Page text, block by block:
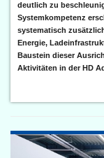
deutlich zu
Systemkompetenz
systematisch
Energie,
Baustein dieser
Aktivitäten in der HD